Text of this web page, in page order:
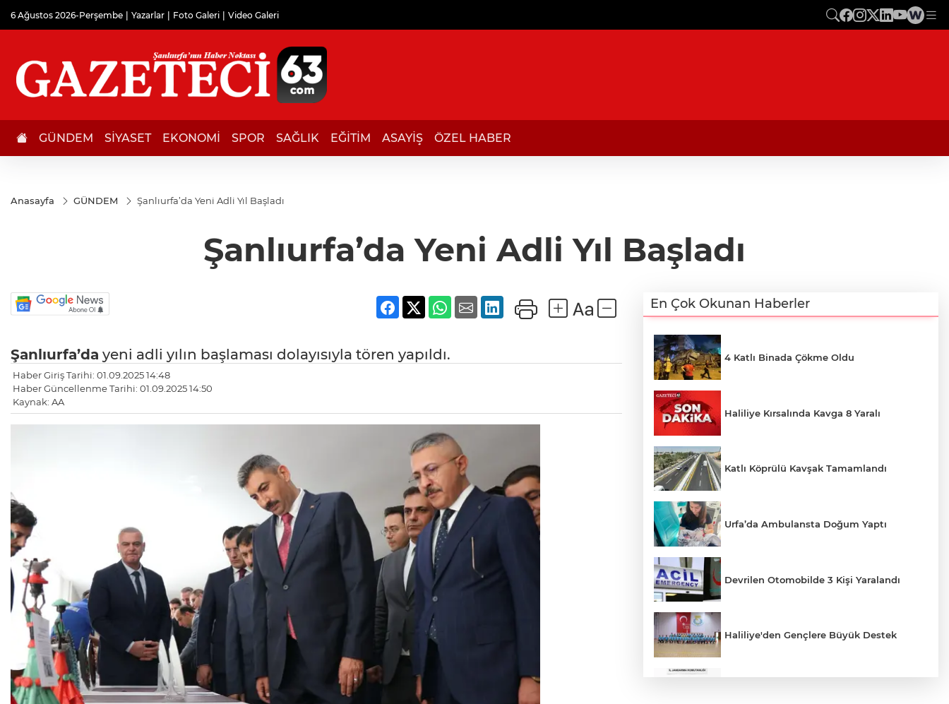
6 Ağustos 2026-Perşembe Yazarlar Foto Galeri Video Galeri
GÜNDEM SİYASET EKONOMİ SPOR SAĞLIK EĞİTİM ASAYİŞ ÖZEL HABER
Anasayfa GÜNDEM Şanlıurfa’da Yeni Adli Yıl Başladı
Şanlıurfa’da Yeni Adli Yıl Başladı
Şanlıurfa’da yeni adli yılın başlaması dolayısıyla tören yapıldı.
Haber Giriş Tarihi: 01.09.2025 14:48
Haber Güncellenme Tarihi: 01.09.2025 14:50
Kaynak: AA
En Çok Okunan Haberler
4 Katlı Binada Çökme Oldu
Haliliye Kırsalında Kavga 8 Yaralı
Katlı Köprülü Kavşak Tamamlandı
Urfa’da Ambulansta Doğum Yaptı
Devrilen Otomobilde 3 Kişi Yaralandı
Haliliye'den Gençlere Büyük Destek